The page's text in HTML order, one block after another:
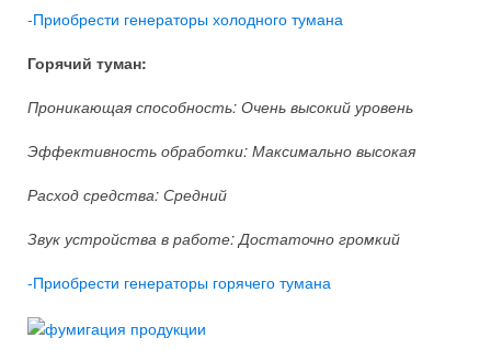
-Приобрести генераторы холодного тумана
Горячий туман:
Проникающая способность: Очень высокий уровень
Эффективность обработки: Максимально высокая
Расход средства: Средний
Звук устройства в работе: Достаточно громкий
-Приобрести генераторы горячего тумана